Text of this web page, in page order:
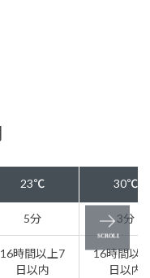
23℃ 30℃
5分 3分
16時間以上7
日以内
16時間以
日以内